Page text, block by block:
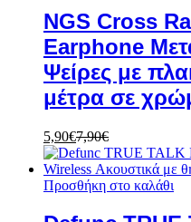
NGS Cross
Earphone
Ψείρες με
μέτρα σε
5,90€7,90€
Προσθήκη στο καλάθι